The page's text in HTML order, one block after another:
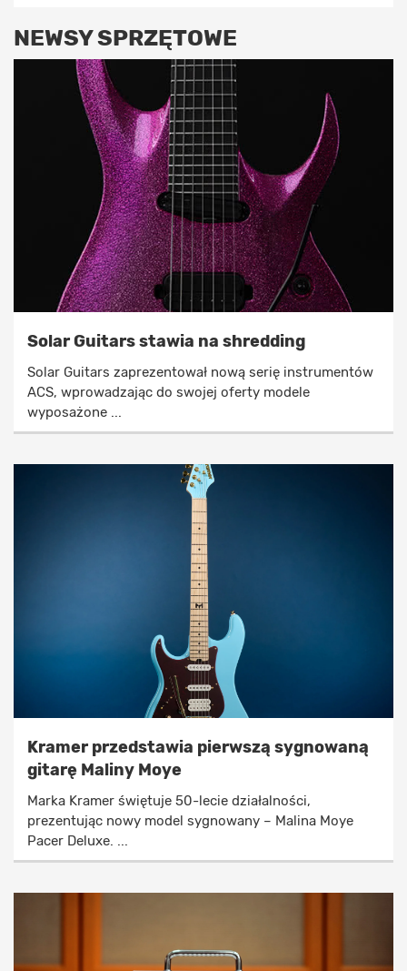
NEWSY SPRZĘTOWE
Solar Guitars stawia na shredding
Solar Guitars zaprezentował nową serię instrumentów
ACS, wprowadzając do swojej oferty modele
wyposażone ...
Kramer przedstawia pierwszą sygnowaną
gitarę Maliny Moye
Marka Kramer świętuje 50-lecie działalności,
prezentując nowy model sygnowany – Malina Moye
Pacer Deluxe. ...